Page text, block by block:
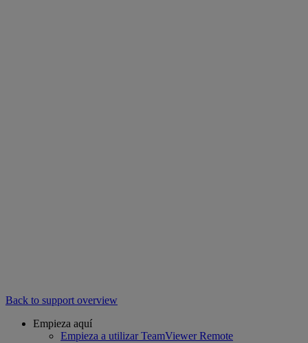
Back to support overview
Empieza aquí
Empieza a utilizar TeamViewer Remote